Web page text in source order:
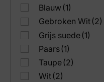
Blauw (1)
Gebroken Wit(2)
Grijs suede(1)
Paars(1)
Taupe(2)
Wit(2)